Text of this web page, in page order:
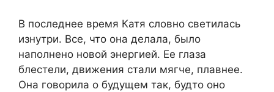
В последнее время Катя словно светилась
изнутри. Все, что она делала, было
наполнено новой энергией. Ее глаза
блестели, движения стали мягче, плавнее.
Она говорила о будущем так, будто оно